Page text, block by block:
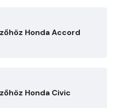
Honda Accord
Honda Civic